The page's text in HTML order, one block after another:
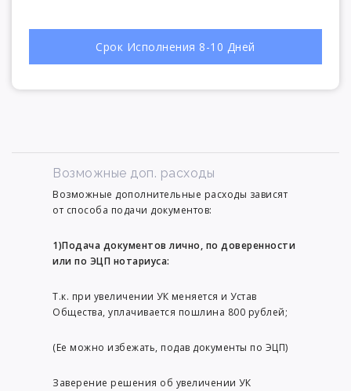
Срок Исполнения 8-10 Дней
Возможные доп. расходы
Возможные дополнительные расходы зависят
от способа подачи документов:
1)Подача документов лично, по доверенности
или по ЭЦП нотариуса:
Т.к. при увеличении УК меняется и Устав
Общества, уплачивается пошлина 800 рублей;
(Ее можно избежать, подав документы по ЭЦП)
Заверение решения об увеличении УК